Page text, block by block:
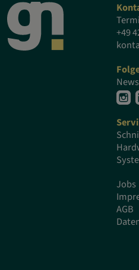
+49
Jobs
AGB